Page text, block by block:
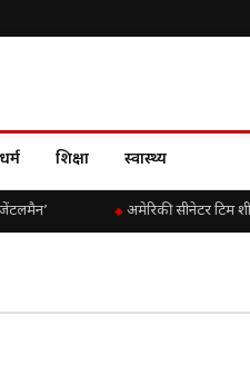
धर्म शिक्षा स्वास्थ्य
अमेरिकी सीनेटर टिम